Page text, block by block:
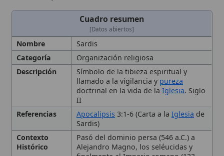
Organización religiosa
Símbolo de la tibieza espiritual y
llamado a la vigilancia y
doctrinal en la vida de laIglesia. Siglo
Referencias Apocalipsis 3:1-6 (Carta a laIglesiade
Sardis)
Pasó del dominio persa (546 a.C.) a
Alejandro Magno, los seléucidas y
finalmente al Imperio romano (133
a.C.) dentro de la provincia de Asia.
Eventos
relacionados
Concilio de Sardis (347 d.C.)
Historia
Capital del reino de Lidia desde el